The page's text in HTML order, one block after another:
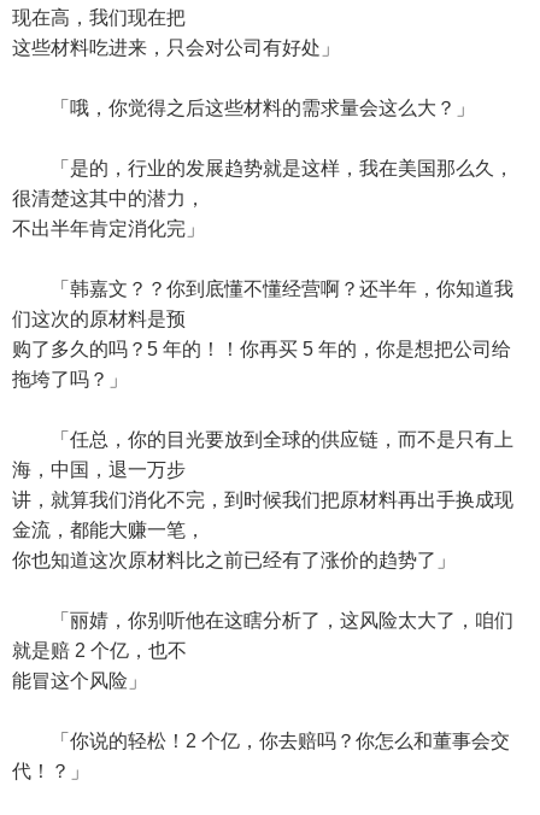
现在高，我们现在把
这些材料吃进来，只会对公司有好处」
「哦，你觉得之后这些材料的需求量会这么大？」
「是的，行业的发展趋势就是这样，我在美国那么久，
很清楚这其中的潜力，
不出半年肯定消化完」
「韩嘉文？？你到底懂不懂经营啊？还半年，你知道我
们这次的原材料是预
购了多久的吗？5 年的！！你再买 5 年的，你是想把公司给
拖垮了吗？」
「任总，你的目光要放到全球的供应链，而不是只有上
海，中国，退一万步
讲，就算我们消化不完，到时候我们把原材料再出手换成现
金流，都能大赚一笔，
你也知道这次原材料比之前已经有了涨价的趋势了」
「丽婧，你别听他在这瞎分析了，这风险太大了，咱们
就是赔 2 个亿，也不
能冒这个风险」
「你说的轻松！2 个亿，你去赔吗？你怎么和董事会交
代！？」